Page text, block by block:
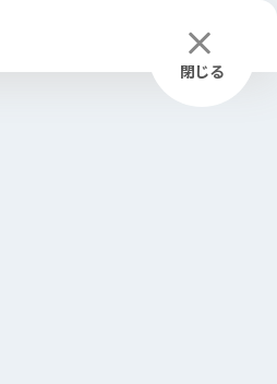
つかいかた閉じる